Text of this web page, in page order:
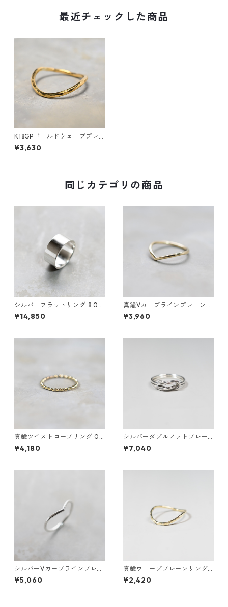
最近チェックした商品
K18GPゴールドウェーブプレ
ーンリング 1.5mm幅 槌目 3号
～27号｜WKH K18GP WAVE P
¥3,630
同じカテゴリの商品
シルバーフラットリング 8.0m
m幅 鏡面｜FA-1186
¥14,850
真鍮Vカーブラインプレーンリ
ング 1.5mm幅 鏡面｜FA-1184
¥3,960
真鍮ツイストロープリング 0.8
mm×2 鏡面｜FA-1168
¥4,180
シルバーダブルノットプレー
ンリング 1.2mm×2 鏡面｜FA-
1158
¥7,040
シルバーVカーブラインプレー
ンリング 1.5mm幅 鏡面｜FA-1
180
¥5,060
真鍮ウェーブプレーンリング
1.2mm幅 槌目｜FA-1011
¥2,420